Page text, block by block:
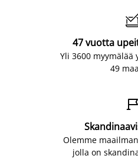

47 vuotta
Yli 3600 myymälää
49

Olemme
jolla on